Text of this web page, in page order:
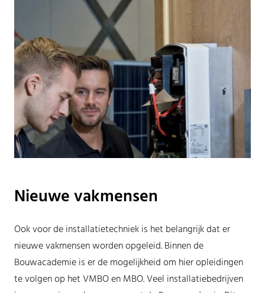
Nieuwe vakmensen
Ook voor de installatietechniek is het belangrijk dat er
nieuwe vakmensen worden opgeleid. Binnen de
Bouwacademie is er de mogelijkheid om hier opleidingen
te volgen op het VMBO en MBO. Veel installatiebedrijven